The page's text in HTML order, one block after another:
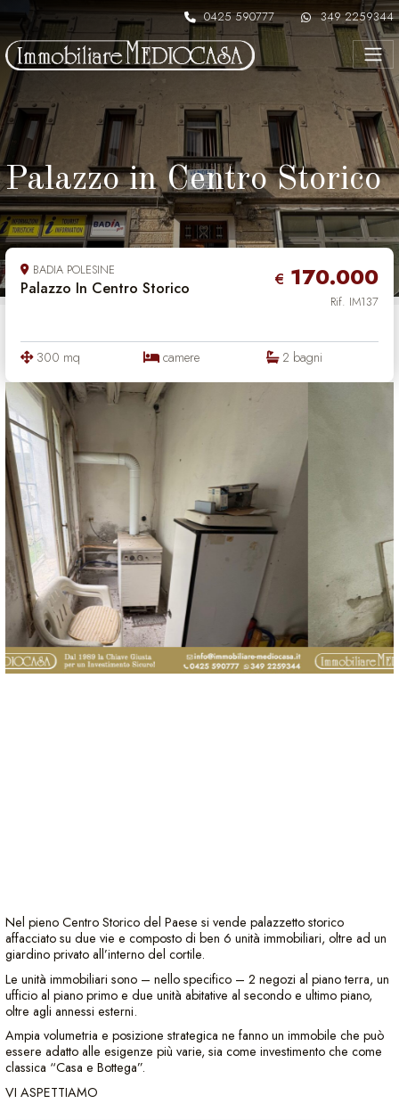
0425 590777 349 2259344
Palazzo in Centro Storico
BADIA POLESINE
Palazzo In Centro Storico € 170.000
Rif. IM137
300 mq camere 2 bagni
Nel pieno Centro Storico del Paese si vende palazzetto storico
affacciato su due vie e composto di ben 6 unità immobiliari, oltre ad un
giardino privato all’interno del cortile.
Le unità immobiliari sono – nello specifico – 2 negozi al piano terra, un
ufficio al piano primo e due unità abitative al secondo e ultimo piano,
oltre agli annessi esterni.
Ampia volumetria e posizione strategica ne fanno un immobile che può
essere adatto alle esigenze più varie, sia come investimento che come
classica “Casa e Bottega”.
VI ASPETTIAMO